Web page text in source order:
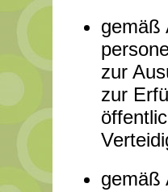
gemäß
zur
zur
gemäß